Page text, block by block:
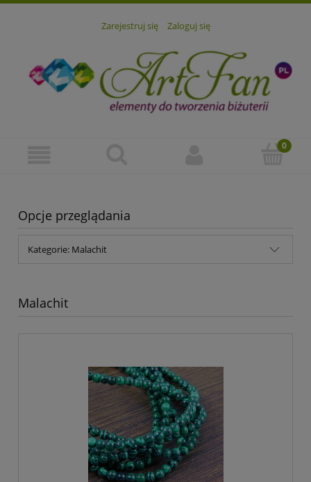
Zarejestruj się Zaloguj się
Opcje przeglądania
Kategorie: Malachit
Malachit